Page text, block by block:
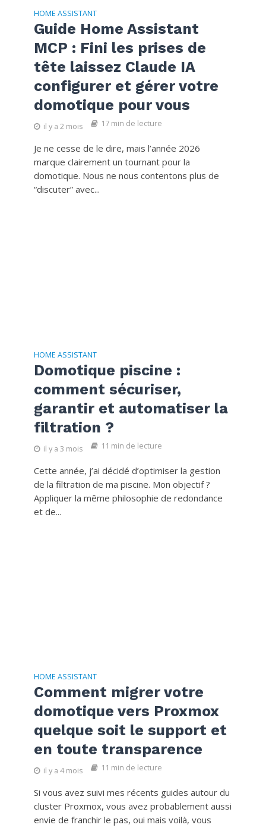
HOME ASSISTANT
Guide Home Assistant
MCP : Fini les prises de
tête laissez Claude IA
configurer et gérer votre
domotique pour vous
il y a 2 mois 17 min de lecture
Je ne cesse de le dire, mais l’année 2026
marque clairement un tournant pour la
domotique. Nous ne nous contentons plus de
“discuter” avec...
HOME ASSISTANT
Domotique piscine :
comment sécuriser,
garantir et automatiser la
filtration ?
il y a 3 mois 11 min de lecture
Cette année, j’ai décidé d’optimiser la gestion
de la filtration de ma piscine. Mon objectif ?
Appliquer la même philosophie de redondance
et de...
HOME ASSISTANT
Comment migrer votre
domotique vers Proxmox
quelque soit le support et
en toute transparence
il y a 4 mois 11 min de lecture
Si vous avez suivi mes récents guides autour du
cluster Proxmox, vous avez probablement aussi
envie de franchir le pas, oui mais voilà, vous